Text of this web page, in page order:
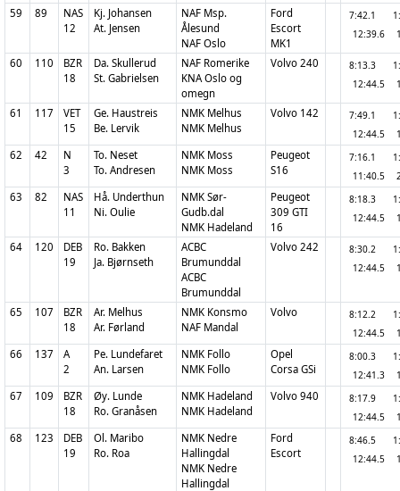
59 89
NAS
12
Kj. Johansen
At. Jensen
NAF Msp.
Ålesund
NAF Oslo
Ford
Escort
MK1
7:42.1
12:39.6
60 110
BZR
18
Da. Skullerud
St. Gabrielsen
NAF Romerike
KNA Oslo og
omegn
Volvo 240 8:13.3
12:44.5
61 117
VET
15
Ge. Haustreis
Be. Lervik
NMK Melhus
NMK Melhus
Volvo 142 7:49.1
12:44.5
62 42
N
3
To. Neset
To. Andresen
NMK Moss
NMK Moss
Peugeot
S16
7:16.1
11:40.5
63 82
NAS
11
Hå. Underthun
Ni. Oulie
NMK Sør-
Gudb.dal
NMK Hadeland
Peugeot
309 GTI
16
8:18.3
12:44.5
64 120
DEB
19
Ro. Bakken
Ja. Bjørnseth
ACBC
Brumunddal
ACBC
Brumunddal
Volvo 242 8:30.2
12:44.5
65 107
BZR
18
Ar. Melhus
Ar. Førland
NMK Konsmo
NAF Mandal
Volvo 8:12.2
12:44.5
66 137
A
2
Pe. Lundefaret
An. Larsen
NMK Follo
NMK Follo
Opel
Corsa GSi
8:00.3
12:41.3
67 109
BZR
18
Øy. Lunde
Ro. Granåsen
NMK Hadeland
NMK Hadeland
Volvo 940 8:17.9
12:44.5
68 123
DEB
19
Ol. Maribo
Ro. Roa
NMK Nedre
Hallingdal
NMK Nedre
Hallingdal
Ford
Escort
8:46.5
12:44.5